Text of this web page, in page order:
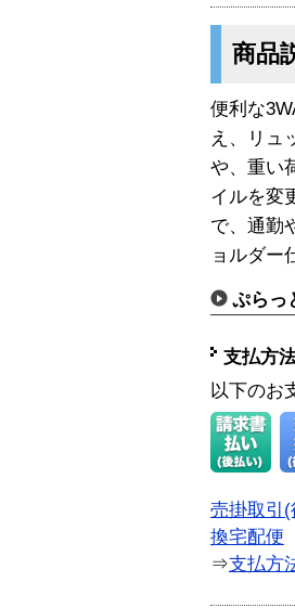
商品
便利な
え、リュ
や、重い
イルを変
で、通勤
ョルダー
ぷらっ
支払方
以下のお
売掛取引(
換宅配便
⇒支払方